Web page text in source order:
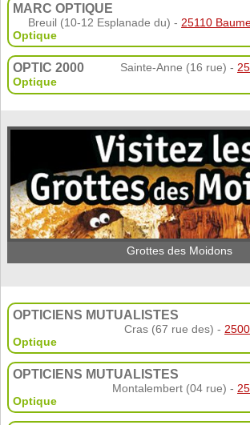
MARC OPTIQUE
Breuil (10-12 Esplanade du) - 25110
Optique
OPTIC 2000 Sainte-Anne (16 rue) -
Optique
Grottes des Moidons
OPTICIENS MUTUALISTES
Cras (67 rue des) -
Optique
OPTICIENS MUTUALISTES
Montalembert (04 rue) -
Optique